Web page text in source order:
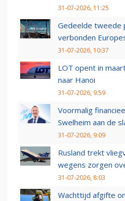
31-07-2026, 11:25
Gedeelde tweede
verbonden
31-07-2026, 10:37
LOT opent in
naar Hanoi
31-07-2026, 9:59
Voormalig
Swelheim aan de
31-07-2026, 9:09
Rusland trekt
wegens zorgen
31-07-2026, 8:03
Wachttijd afgifte